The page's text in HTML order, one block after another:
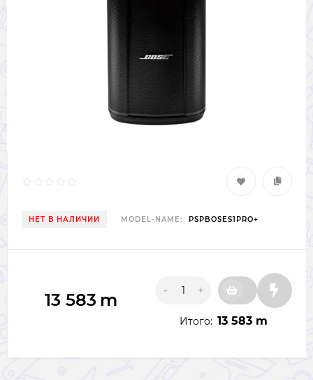
НЕТ В НАЛИЧИИ MODEL-NAME: PSPBOSES1PRO+
13 583 m - +
Итого: 13 583 m